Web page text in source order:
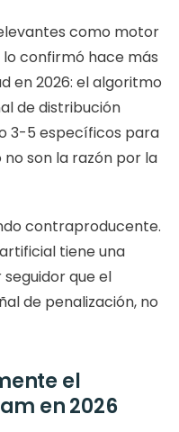
como motor
confirmó hace más
en 2026: el algoritmo
de distribución
3-5 específicos para
son la razón por la
contraproducente.
tiene una
que el
de penalización, no
el
en 2026